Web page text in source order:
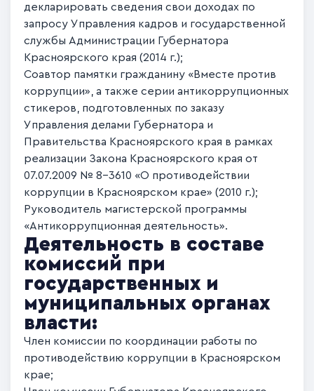
декларировать сведения свои доходах по
запросу Управления кадров и государственной
службы Администрации Губернатора
Красноярского края (2014 г.);
Соавтор памятки гражданину «Вместе против
коррупции», а также серии антикоррупционных
стикеров, подготовленных по заказу
Управления делами Губернатора и
Правительства Красноярского края в рамках
реализации Закона Красноярского края от
07.07.2009 № 8-3610 «О противодействии
коррупции в Красноярском крае» (2010 г.);
Руководитель магистерской программы
«Антикоррупционная деятельность».
Деятельность в составе
комиссий при
государственных и
муниципальных органах
власти:
Член комиссии по координации работы по
противодействию коррупции в Красноярском
крае;